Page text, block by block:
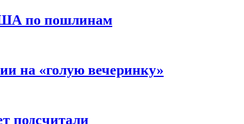
по пошлинам
на «голую вечеринку»
подсчитали